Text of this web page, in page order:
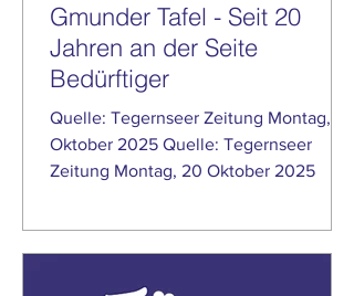
Gmunder Tafel - Seit 20
Jahren an der Seite
Bedürftiger
Quelle: Tegernseer Zeitung Montag, 20
Oktober 2025 Quelle: Tegernseer
Zeitung Montag, 20 Oktober 2025